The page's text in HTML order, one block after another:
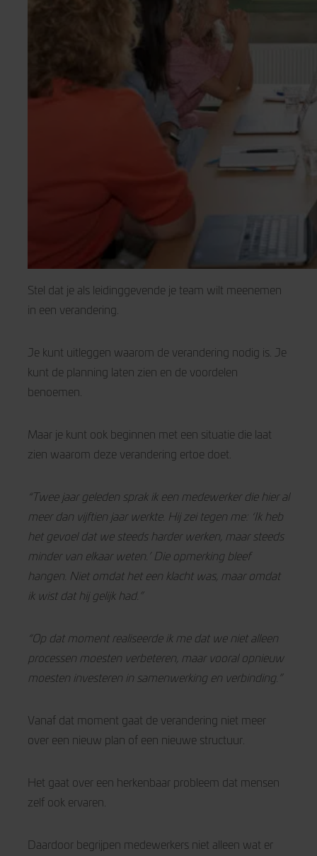
Stel dat je als leidinggevende je team wilt meenemen
in een verandering.
Je kunt uitleggen waarom de verandering nodig is. Je
kunt de planning laten zien en de voordelen
benoemen.
Maar je kunt ook beginnen met een situatie die laat
zien waarom deze verandering ertoe doet.
“Twee jaar geleden sprak ik een medewerker die hier al
meer dan vijftien jaar werkte. Hij zei tegen me: ‘Ik heb
het gevoel dat we steeds harder werken, maar steeds
minder van elkaar weten.’ Die opmerking bleef
hangen. Niet omdat het een klacht was, maar omdat
ik wist dat hij gelijk had.”
“Op dat moment realiseerde ik me dat we niet alleen
processen moesten verbeteren, maar vooral opnieuw
moesten investeren in samenwerking en verbinding.”
Vanaf dat moment gaat de verandering niet meer
over een nieuw plan of een nieuwe structuur.
Het gaat over een herkenbaar probleem dat mensen
zelf ook ervaren.
Daardoor begrijpen medewerkers niet alleen wat er